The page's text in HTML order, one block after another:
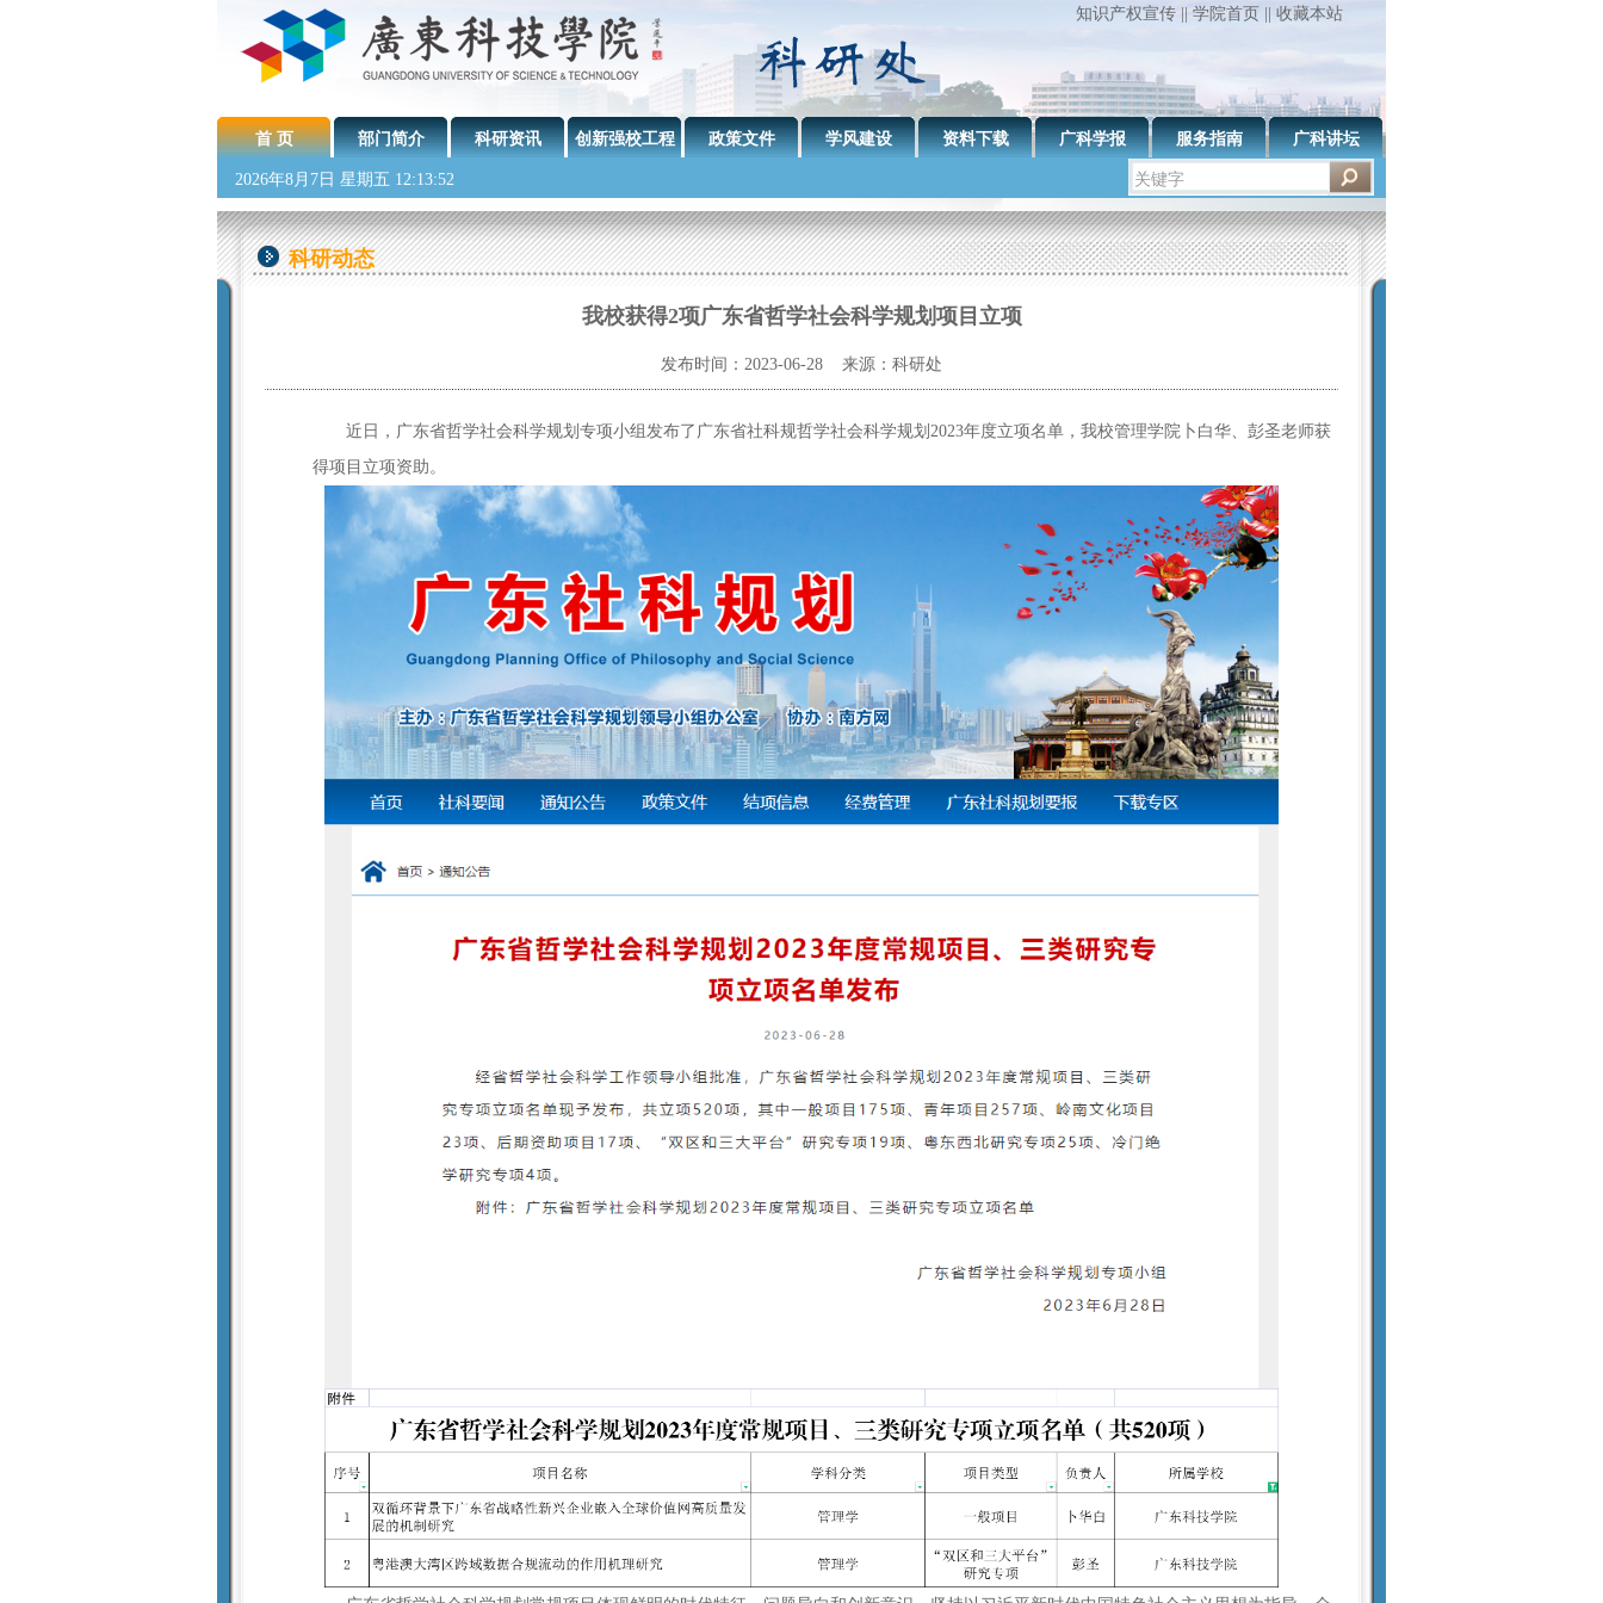
知识产权宣传 学院首页 收藏本站
首 页 部门简介 科研资讯 创新强校工程 政策文件 学风建设 资料下载 广科学报 服务指南 广科讲坛
2026年8月7日 星期五 12:13:53
科研动态
我校获得2项广东省哲学社会科学规划项目立项
发布时间：2023-06-28 来源：科研处
近日，广东省哲学社会科学规划专项小组发布了广东省社科规哲学社会科学规划2023年度立项名单，我校管理学院卜白华、彭圣老师获
得项目立项资助。